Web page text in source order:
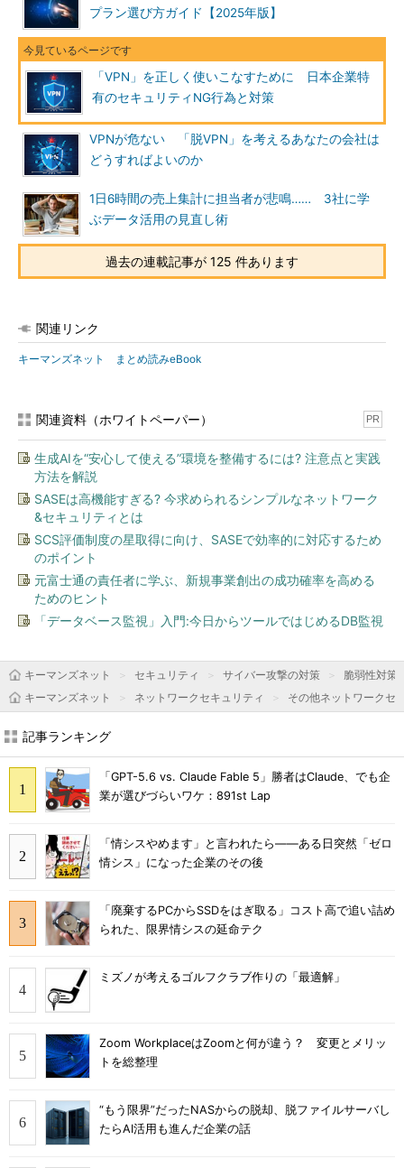
プラン選び方ガイド【2025年版】
「VPN」を正しく使いこなすために 日本企業特
有のセキュリティNG行為と対策
VPNが危ない 「脱VPN」を考えるあなたの会社は
どうすればよいのか
1日6時間の売上集計に担当者が悲鳴…… 3社に学
ぶデータ活用の見直し術
過去の連載記事が 125 件あります
関連リンク
キーマンズネット まとめ読みeBook
関連資料（ホワイトペーパー） PR
生成AIを“安心して使える”環境を整備するには? 注意点と実践
方法を解説
SASEは高機能すぎる? 今求められるシンプルなネットワーク
&セキュリティとは
SCS評価制度の星取得に向け、SASEで効率的に対応するため
のポイント
元富士通の責任者に学ぶ、新規事業創出の成功確率を高める
ためのヒント
「データベース監視」入門:今日からツールではじめるDB監視
キーマンズネット セキュリティ サイバー攻撃の対策
脆弱性対策
キーマンズネット
ネットワークセキュリティ その他ネットワークセ
記事ランキング
「GPT-5.6 vs. Claude Fable 5」勝者はClaude、でも企
業が選びづらいワケ：891st Lap
「情シスやめます」と言われたら――ある日突然「ゼロ
情シス」になった企業のその後
「廃棄するPCからSSDをはぎ取る」コスト高で追い詰め
られた、限界情シスの延命テク
ミズノが考えるゴルフクラブ作りの「最適解」
Zoom WorkplaceはZoomと何が違う？ 変更とメリッ
トを総整理
“もう限界”だったNASからの脱却、脱ファイルサーバし
たらAI活用も進んだ企業の話